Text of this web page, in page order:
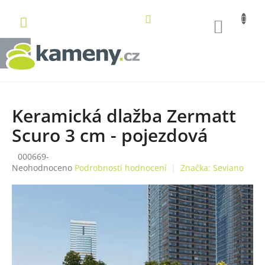
obsah
Keramická dlažba Zermatt
Scuro 3 cm - pojezdová
000669-
Průměrné
Neohodnoceno Podrobnosti hodnocení Značka: Seviano